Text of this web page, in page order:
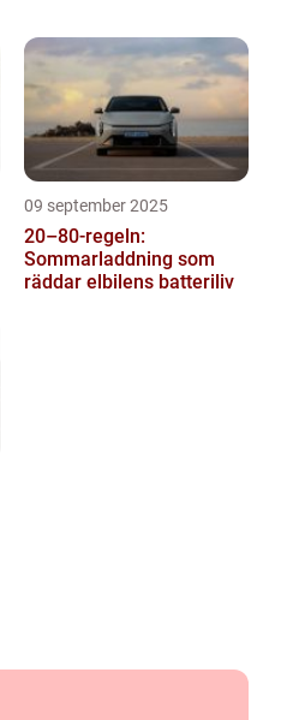
09 september 2025
20–80-regeln:
Sommarladdning som
räddar elbilens batteriliv